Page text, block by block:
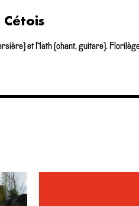
et Nath (chant, guitare).